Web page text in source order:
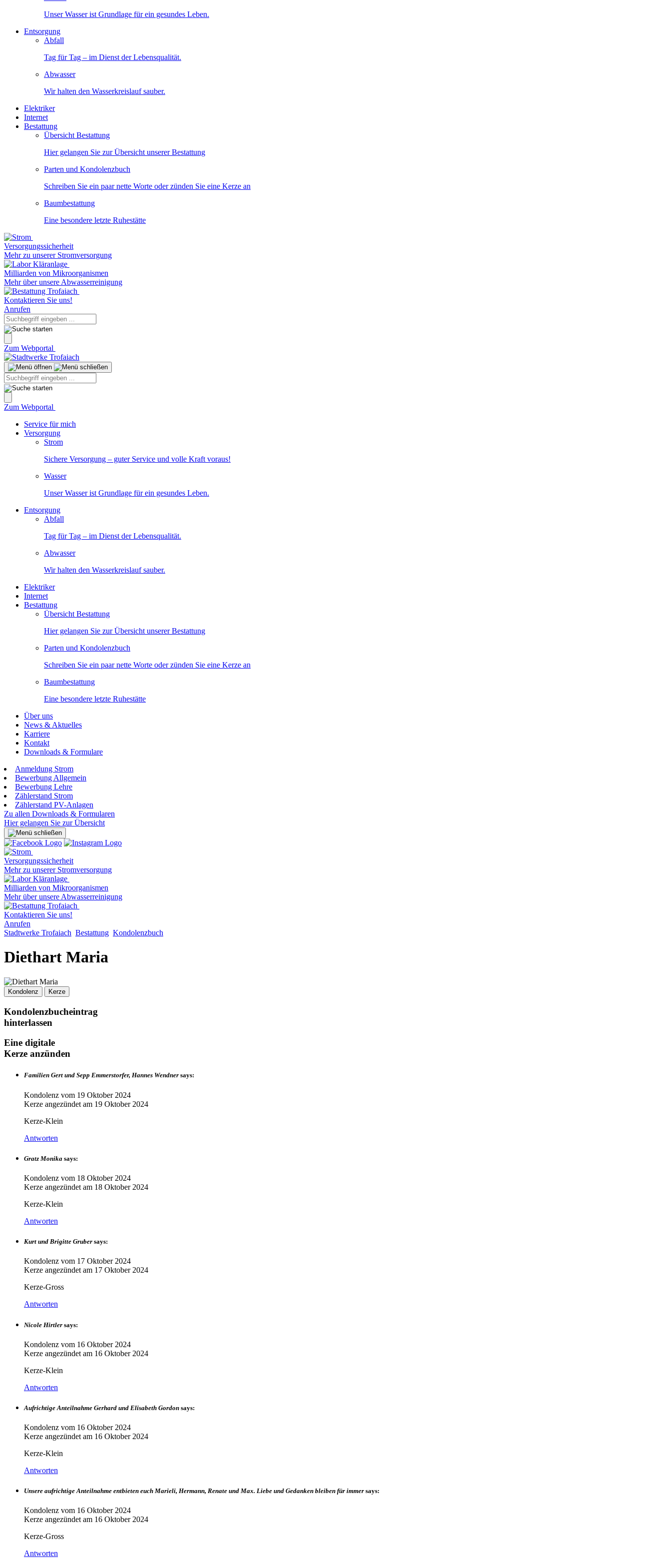
Unser Wasser ist Grundlage für ein gesundes Leben.
Entsorgung
Abfall
Tag für Tag – im Dienst der Lebensqualität.
Abwasser
Wir halten den Wasserkreislauf sauber.
Elektriker
Internet
Bestattung
Übersicht Bestattung
Hier gelangen Sie zur Übersicht unserer Bestattung
Parten und Kondolenzbuch
Schreiben Sie ein paar nette Worte oder zünden Sie eine Kerze an
Baumbestattung
Eine besondere letzte Ruhestätte
Versorgungssicherheit
Mehr zu unserer Stromversorgung
Milliarden von Mikroorganismen
Mehr über unsere Abwasserreinigung
Kontaktieren Sie uns!
Anrufen
Zum Webportal
Zum Webportal
Service für mich
Versorgung
Strom
Sichere Versorgung – guter Service und volle Kraft voraus!
Wasser
Unser Wasser ist Grundlage für ein gesundes Leben.
Entsorgung
Abfall
Tag für Tag – im Dienst der Lebensqualität.
Abwasser
Wir halten den Wasserkreislauf sauber.
Elektriker
Internet
Bestattung
Übersicht Bestattung
Hier gelangen Sie zur Übersicht unserer Bestattung
Parten und Kondolenzbuch
Schreiben Sie ein paar nette Worte oder zünden Sie eine Kerze an
Baumbestattung
Eine besondere letzte Ruhestätte
Über uns
News & Aktuelles
Karriere
Kontakt
Downloads & Formulare
Anmeldung Strom
Bewerbung Allgemein
Bewerbung Lehre
Zählerstand Strom
Zählerstand PV-Anlagen
Zu allen Downloads & Formularen
Hier gelangen Sie zur Übersicht
Versorgungssicherheit
Mehr zu unserer Stromversorgung
Milliarden von Mikroorganismen
Mehr über unsere Abwasserreinigung
Kontaktieren Sie uns!
Anrufen
Stadtwerke Trofaiach Bestattung Kondolenzbuch
Diethart Maria
Kondolenz Kerze
Kondolenzbucheintrag
hinterlassen
Eine digitale
Kerze anzünden
Familien Gert und Sepp Emmerstorfer, Hannes Wendner says:
Kondolenz vom 19 Oktober 2024
Kerze angezündet am 19 Oktober 2024
Kerze-Klein
Antworten
Gratz Monika says:
Kondolenz vom 18 Oktober 2024
Kerze angezündet am 18 Oktober 2024
Kerze-Klein
Antworten
Kurt und Brigitte Gruber says:
Kondolenz vom 17 Oktober 2024
Kerze angezündet am 17 Oktober 2024
Kerze-Gross
Antworten
Nicole Hirtler says:
Kondolenz vom 16 Oktober 2024
Kerze angezündet am 16 Oktober 2024
Kerze-Klein
Antworten
Aufrichtige Anteilnahme Gerhard und Elisabeth Gordon says:
Kondolenz vom 16 Oktober 2024
Kerze angezündet am 16 Oktober 2024
Kerze-Klein
Antworten
Unsere aufrichtige Anteilnahme entbieten euch Marieli, Hermann, Renate und Max. Liebe und Gedanken bleiben für immer says:
Kondolenz vom 16 Oktober 2024
Kerze angezündet am 16 Oktober 2024
Kerze-Gross
Antworten